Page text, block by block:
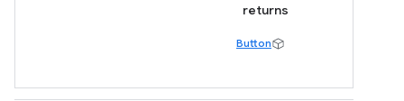
returns
Button